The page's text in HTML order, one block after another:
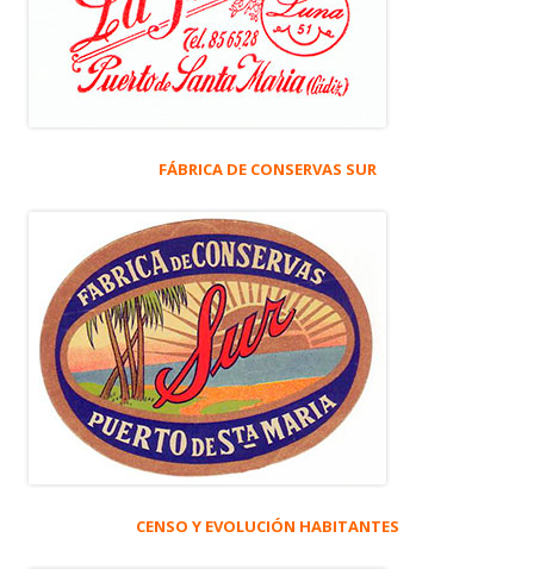
FÁBRICA DE CONSERVAS SUR
CENSO Y EVOLUCIÓN HABITANTES